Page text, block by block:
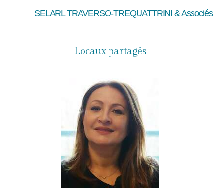
SELARL TRAVERSO-TREQUATTRINI & Associés
Locaux partagés